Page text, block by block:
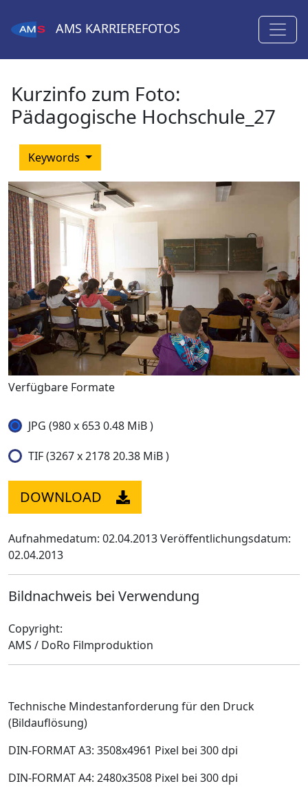
AMS KARRIEREFOTOS
Kurzinfo zum Foto:
Pädagogische Hochschule_27
Keywords
Verfügbare Formate
JPG (980 x 653 0.48 MiB )
TIF (3267 x 2178 20.38 MiB )
DOWNLOAD
Aufnahmedatum: 02.04.2013Veröffentlichungsdatum:
02.04.2013
Bildnachweis bei Verwendung
Copyright:
AMS / DoRo Filmproduktion
Technische Mindestanforderung für den Druck
(Bildauflösung)
DIN-FORMAT A3: 3508x4961 Pixel bei 300 dpi
DIN-FORMAT A4: 2480x3508 Pixel bei 300 dpi